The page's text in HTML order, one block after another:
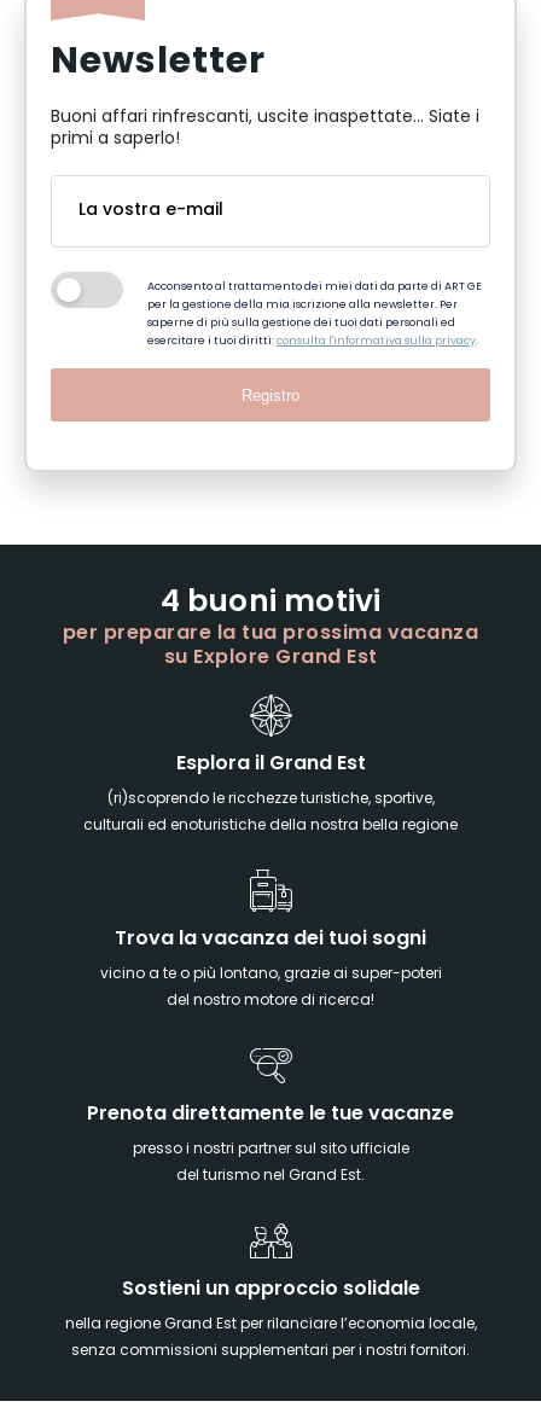
Newsletter
Buoni affari rinfrescanti, uscite inaspettate... Siate i
primi a saperlo!
Acconsento al trattamento dei miei dati da parte di ART GE
per la gestione della mia iscrizione alla newsletter. Per
saperne di più sulla gestione dei tuoi dati personali ed
esercitare i tuoi diritti:consulta l'informativa sulla privacy.
Registro
4 buoni motivi
per preparare la tua prossima vacanza
su Explore Grand Est
Esplora il Grand Est
(ri)scoprendo le ricchezze turistiche, sportive,
culturali ed enoturistiche della nostra bella regione
Trova la vacanza dei tuoi sogni
vicino a te o più lontano, grazie ai super-poteri
del nostro motore di ricerca!
Prenota direttamente le tue vacanze
presso i nostri partner sul sito ufficiale
del turismo nel Grand Est.
Sostieni un approccio solidale
nella regione Grand Est per rilanciare l’economia locale,
senza commissioni supplementari per i nostri fornitori.